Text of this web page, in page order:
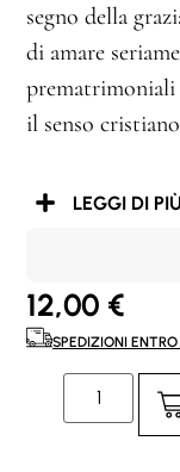
segno della
di amare
il senso
LEGGI DI PIÙ
12,00 €
SPEDIZIONI